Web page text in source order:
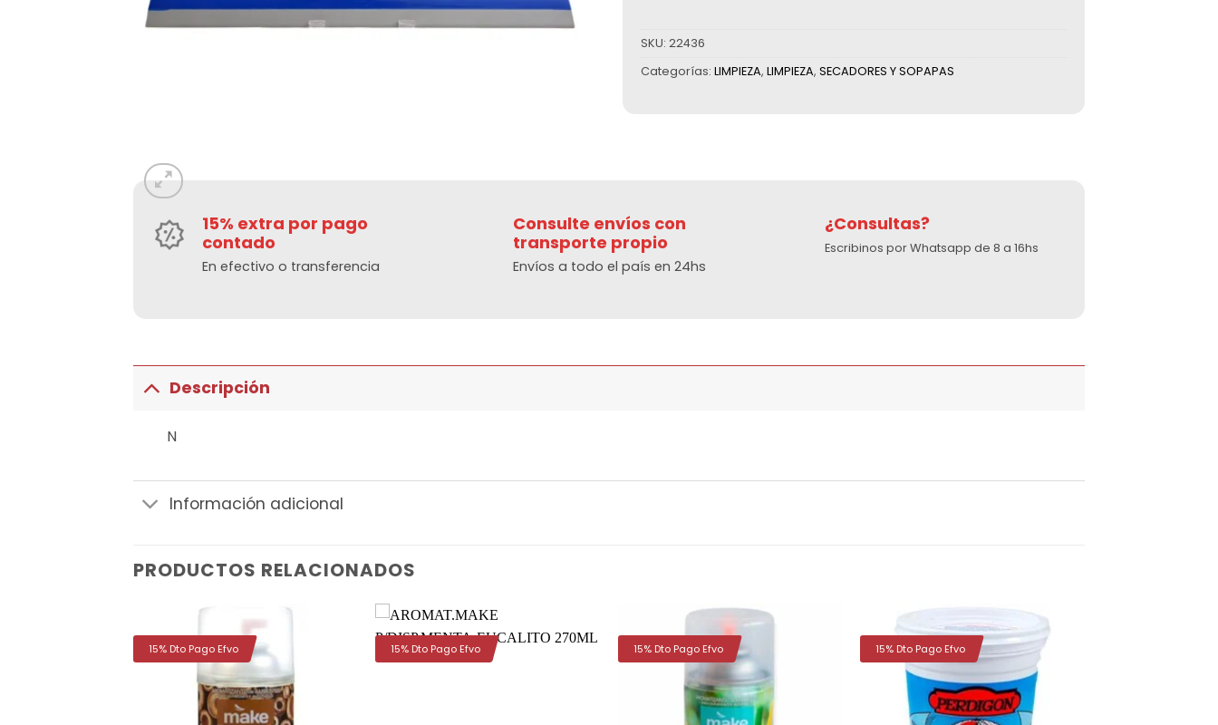
SKU: 22436
Categorías: LIMPIEZA, LIMPIEZA, SECADORES Y SOPAPAS
15% extra por pago
contado
En efectivo o transferencia
Consulte envíos con
transporte propio
Envíos a todo el país en 24hs
¿Consultas?
Escribinos por Whatsapp de 8 a 16hs
Descripción
N
Información adicional
PRODUCTOS RELACIONADOS
15% Dto Pago Efvo 15% Dto Pago Efvo 15% Dto Pago Efvo
Añadir
lista de
deseos
15% Dto Pago Efvo